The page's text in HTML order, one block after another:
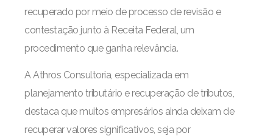
recuperado por meio de processo de revisão e
contestação junto à Receita Federal, um
procedimento que ganha relevância.
A Athros Consultoria, especializada em
planejamento tributário e recuperação de tributos,
destaca que muitos empresários ainda deixam de
recuperar valores significativos, seja por